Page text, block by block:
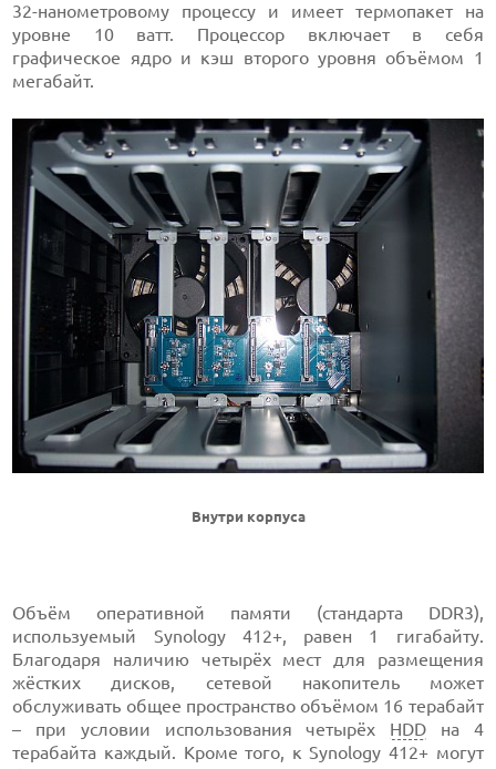
32-нанометровому процессу и имеет термопакет на
уровне 10 ватт. Процессор включает в себя
графическое ядро и кэш второго уровня объёмом 1
мегабайт.
Внутри корпуса
Объём оперативной памяти (стандарта DDR3),
используемый Synology 412+, равен 1 гигабайту.
Благодаря наличию четырёх мест для размещения
жёстких дисков, сетевой накопитель может
обслуживать общее пространство объёмом 16 терабайт
– при условии использования четырёх HDD на 4
терабайта каждый. Кроме того, к Synology 412+ могут